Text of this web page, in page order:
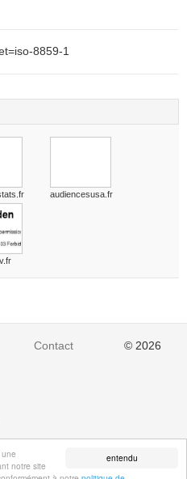
entendu
notre site
8859-1
audiencesusa.fr
Contact © 2026